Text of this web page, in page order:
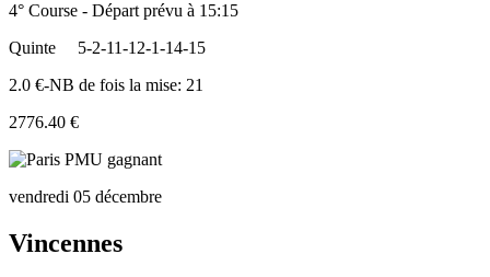
4° Course - Départ prévu à 15:15
Quinte
5-2-11-12-1-14-15
2.0 €-NB de fois la mise: 21
2776.40 €
vendredi 05 décembre
Vincennes